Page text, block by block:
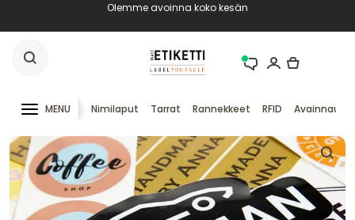
Olemme avoinna koko kesän
MENU Nimilaput Tarrat Rannekkeet RFID